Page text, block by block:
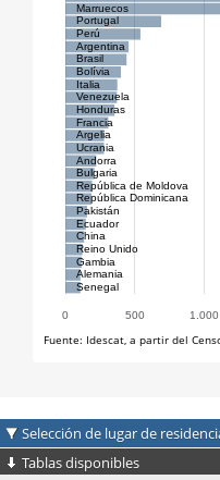
Selección de lugar de
Tablas disponibles